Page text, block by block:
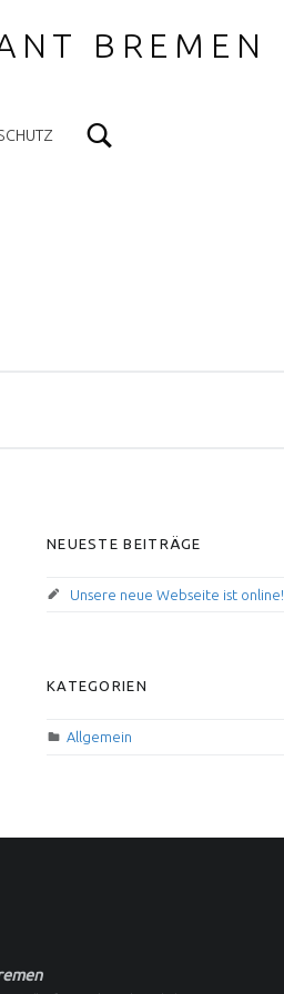
BREMEN
SIDEBAR
NEUESTE BEITRÄGE
Unsere neue Webseite ist online!
KATEGORIEN
Allgemein